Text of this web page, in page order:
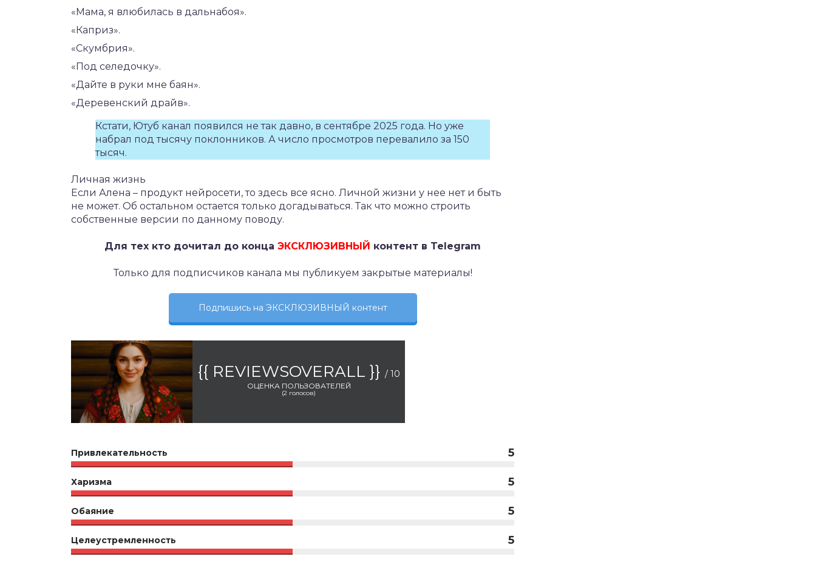
«Мама, я влюбилась в дальнабоя».
«Каприз».
«Скумбрия».
«Под селедочку».
«Дайте в руки мне баян».
«Деревенский драйв».
Кстати, Ютуб канал появился не так давно, в сентябре 2025 года. Но уже
набрал под тысячу поклонников. А число просмотров перевалило за 150
тысяч.
Личная жизнь
Если Алена – продукт нейросети, то здесь все ясно. Личной жизни у нее нет и быть
не может. Об остальном остается только догадываться. Так что можно строить
собственные версии по данному поводу.
Для тех кто дочитал до концаЭКСКЛЮЗИВНЫЙ контент в Telegram
Только для подписчиков канала мы публикуем закрытые материалы!
Подпишись на ЭКСКЛЮЗИВНЫЙ контент
{{ REVIEWSOVERALL }} / 10
ОЦЕНКА ПОЛЬЗОВАТЕЛЕЙ
(2 голосов)
Привлекательность 5
Харизма 5
Обаяние 5
Целеустремленность 5